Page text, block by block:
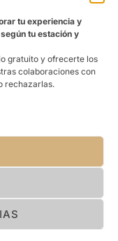
tu experiencia y
tu estación y
gratuito y ofrecerte los
colaboraciones con
rechazarlas.
experiencia